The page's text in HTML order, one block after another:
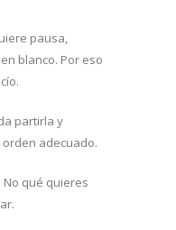
pausa,
blanco. Por eso
partirla y
adecuado.
qué quieres